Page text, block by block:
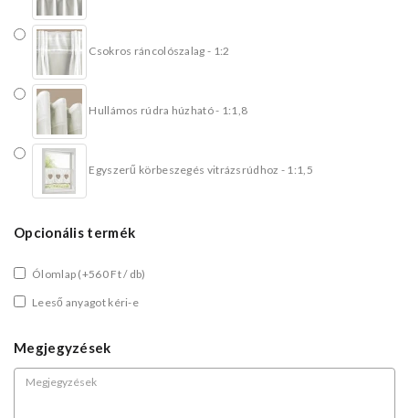
Csokros ráncolószalag - 1:2
Hullámos rúdra húzható - 1:1,8
Egyszerű körbeszegés vitrázsrúdhoz - 1:1,5
Opcionális termék
Ólomlap (+560 Ft / db)
Leeső anyagot kéri-e
Megjegyzések